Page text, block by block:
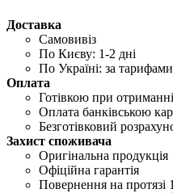
Доставка
Самовивіз
По Києву: 1-2 дні
По Україні: за
Оплата
Готівкою при отриманні
Оплата банківською
Безготівковий
Захист споживача
Оригінальна продукція
Офіційна гарантія
Повернення на протязі